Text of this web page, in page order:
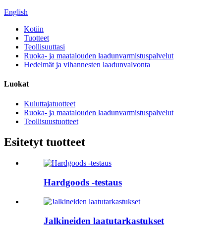
English
Kotiin
Tuotteet
Teollisuuttasi
Ruoka- ja maatalouden laadunvarmistuspalvelut
Hedelmät ja vihannesten laadunvalvonta
Luokat
Kuluttajatuotteet
Ruoka- ja maatalouden laadunvarmistuspalvelut
Teollisuustuotteet
Esitetyt tuotteet
Hardgoods -testaus
Jalkineiden laatutarkastukset